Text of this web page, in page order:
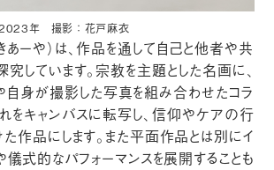
年 撮影：花戸麻衣
あーや）は、作品を通して自己と他者や共
しています。宗教を主題とした名画に、
自身が撮影した写真を組み合わせたコラ
をキャンバスに転写し、信仰やケアの行
作品にします。また平面作品とは別にイ
儀式的なパフォーマンスを展開することも